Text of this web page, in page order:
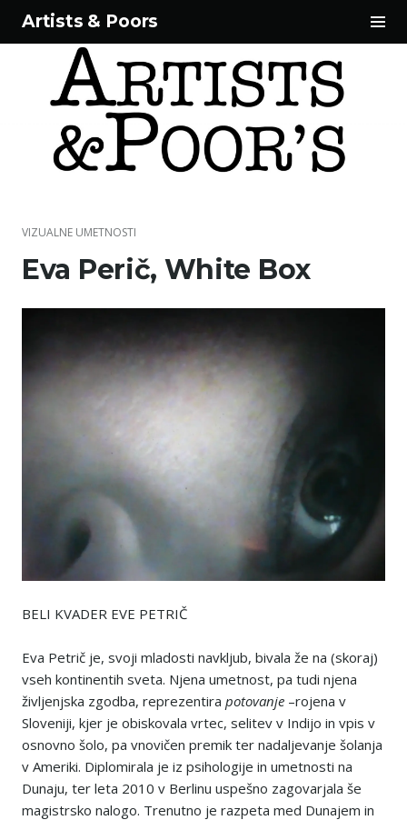
Artists & Poors
contentVIZUALNE UMETNOSTI
Eva Perič, White Box
BELI KVADER EVE PETRIČ
Eva Petrič je, svoji mladosti navkljub, bivala že na (skoraj)
vseh kontinentih sveta. Njena umetnost, pa tudi njena
življenjska zgodba, reprezentira potovanje –rojena v
Sloveniji, kjer je obiskovala vrtec, selitev v Indijo in vpis v
osnovno šolo, pa vnovičen premik ter nadaljevanje šolanja
v Ameriki. Diplomirala je iz psihologije in umetnosti na
Dunaju, ter leta 2010 v Berlinu uspešno zagovarjala še
magistrsko nalogo. Trenutno je razpeta med Dunajem in